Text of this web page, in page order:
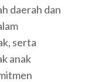
daerah dan
serta
anak